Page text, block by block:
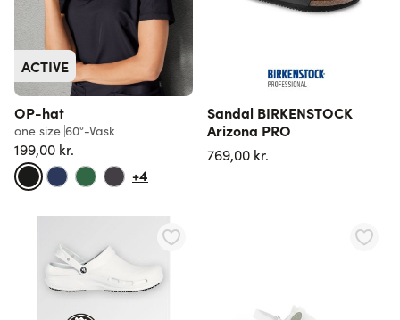
ACTIVE
OP-hat
one size 60°-Vask
199,00 kr.
+4
Sandal BIRKENSTOCK
Arizona PRO
769,00 kr.